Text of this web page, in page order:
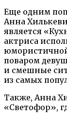
Еще одним
Анна
является
актриса
поваром
и смешные
из самых
Также, Анна
«Светофор»,